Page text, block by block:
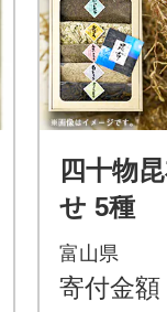
四十物
せ 5種
富山県
寄付金額